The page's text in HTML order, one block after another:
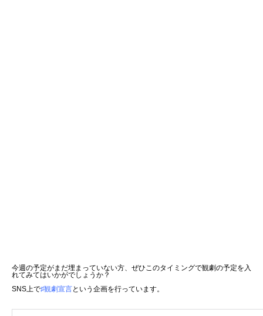
今週の予定がまだ埋まっていない方、ぜひこのタイミングで観劇の予定を入
れてみてはいかがでしょうか？
SNS上で♯観劇宣言という企画を行っています。